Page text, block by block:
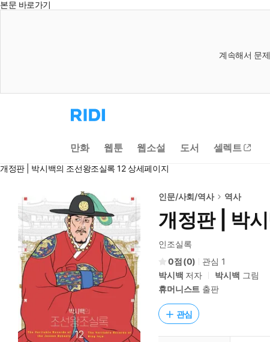
본문 바로가기
계속해서 문
리
디
으
로
동
만화 웹툰 웹소설 도서 셀렉트
개정판 | 박시백의 조선왕조실록 12 상세페이지
인문/사회/역사 역사
개정판 | 박
인조실록
0
(0) 관심 1
박시백 저자 박시백 그림
휴머니스트 출판
관심